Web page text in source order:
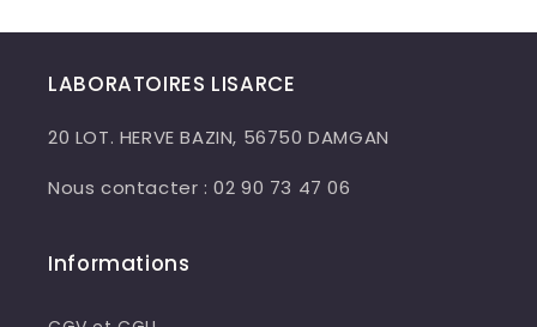
LABORATOIRES LISARCE
20 LOT. HERVE BAZIN, 56750 DAMGAN
Nous contacter : 02 90 73 47 06
Informations